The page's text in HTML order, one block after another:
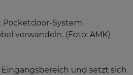
Pocketdoor-System
verwandeln. (Foto: AMK)
und setzt sich